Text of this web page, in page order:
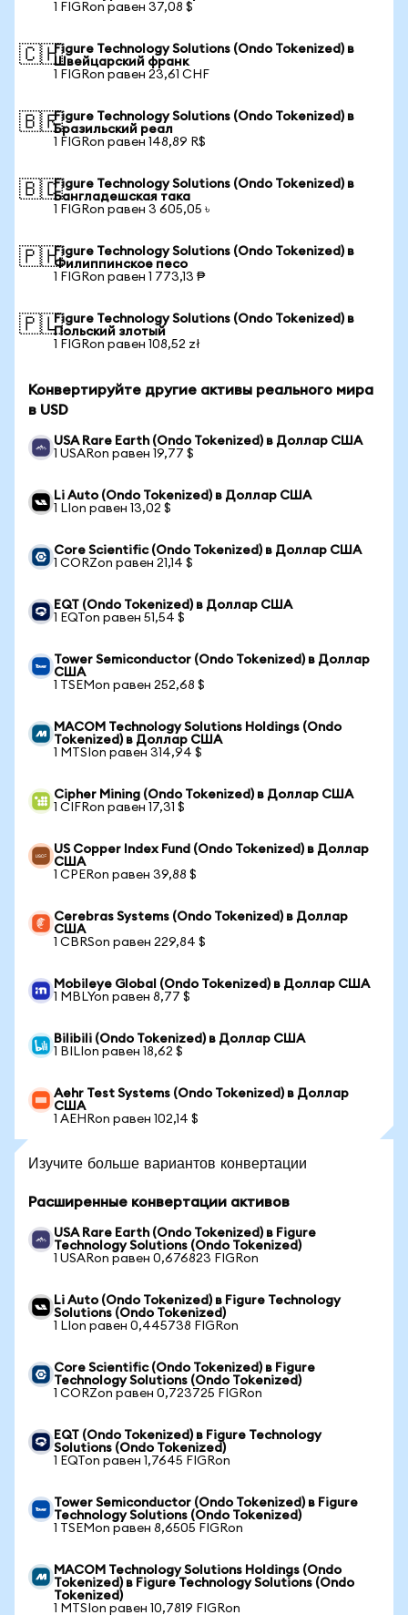
1 FIGRon равен 37,08 $
🇨🇭Figure Technology Solutions (Ondo Tokenized) в
Швейцарский франк
1 FIGRon равен 23,61 CHF
🇧🇷Figure Technology Solutions (Ondo Tokenized) в
Бразильский реал
1 FIGRon равен 148,89 R$
🇧🇩Figure Technology Solutions (Ondo Tokenized) в
Бангладешская така
1 FIGRon равен 3 605,05 ৳
🇵🇭Figure Technology Solutions (Ondo Tokenized) в
Филиппинское песо
1 FIGRon равен 1 773,13 ₱
🇵🇱Figure Technology Solutions (Ondo Tokenized) в
Польский злотый
1 FIGRon равен 108,52 zł
Конвертируйте другие активы реального мира
в USD
USA Rare Earth (Ondo Tokenized) в Доллар США
1 USARon равен 19,77 $
Li Auto (Ondo Tokenized) в Доллар США
1 LIon равен 13,02 $
Core Scientific (Ondo Tokenized) в Доллар США
1 CORZon равен 21,14 $
EQT (Ondo Tokenized) в Доллар США
1 EQTon равен 51,54 $
Tower Semiconductor (Ondo Tokenized) в Доллар
США
1 TSEMon равен 252,68 $
MACOM Technology Solutions Holdings (Ondo
Tokenized) в Доллар США
1 MTSIon равен 314,94 $
Cipher Mining (Ondo Tokenized) в Доллар США
1 CIFRon равен 17,31 $
US Copper Index Fund (Ondo Tokenized) в Доллар
США
1 CPERon равен 39,88 $
Cerebras Systems (Ondo Tokenized) в Доллар
США
1 CBRSon равен 229,84 $
Mobileye Global (Ondo Tokenized) в Доллар США
1 MBLYon равен 8,77 $
Bilibili (Ondo Tokenized) в Доллар США
1 BILIon равен 18,62 $
Aehr Test Systems (Ondo Tokenized) в Доллар
США
1 AEHRon равен 102,14 $
Изучите больше вариантов конвертации
Расширенные конвертации активов
USA Rare Earth (Ondo Tokenized) в Figure
Technology Solutions (Ondo Tokenized)
1 USARon равен 0,676823 FIGRon
Li Auto (Ondo Tokenized) в Figure Technology
Solutions (Ondo Tokenized)
1 LIon равен 0,445738 FIGRon
Core Scientific (Ondo Tokenized) в Figure
Technology Solutions (Ondo Tokenized)
1 CORZon равен 0,723725 FIGRon
EQT (Ondo Tokenized) в Figure Technology
Solutions (Ondo Tokenized)
1 EQTon равен 1,7645 FIGRon
Tower Semiconductor (Ondo Tokenized) в Figure
Technology Solutions (Ondo Tokenized)
1 TSEMon равен 8,6505 FIGRon
MACOM Technology Solutions Holdings (Ondo
Tokenized) в Figure Technology Solutions (Ondo
Tokenized)
1 MTSIon равен 10,7819 FIGRon